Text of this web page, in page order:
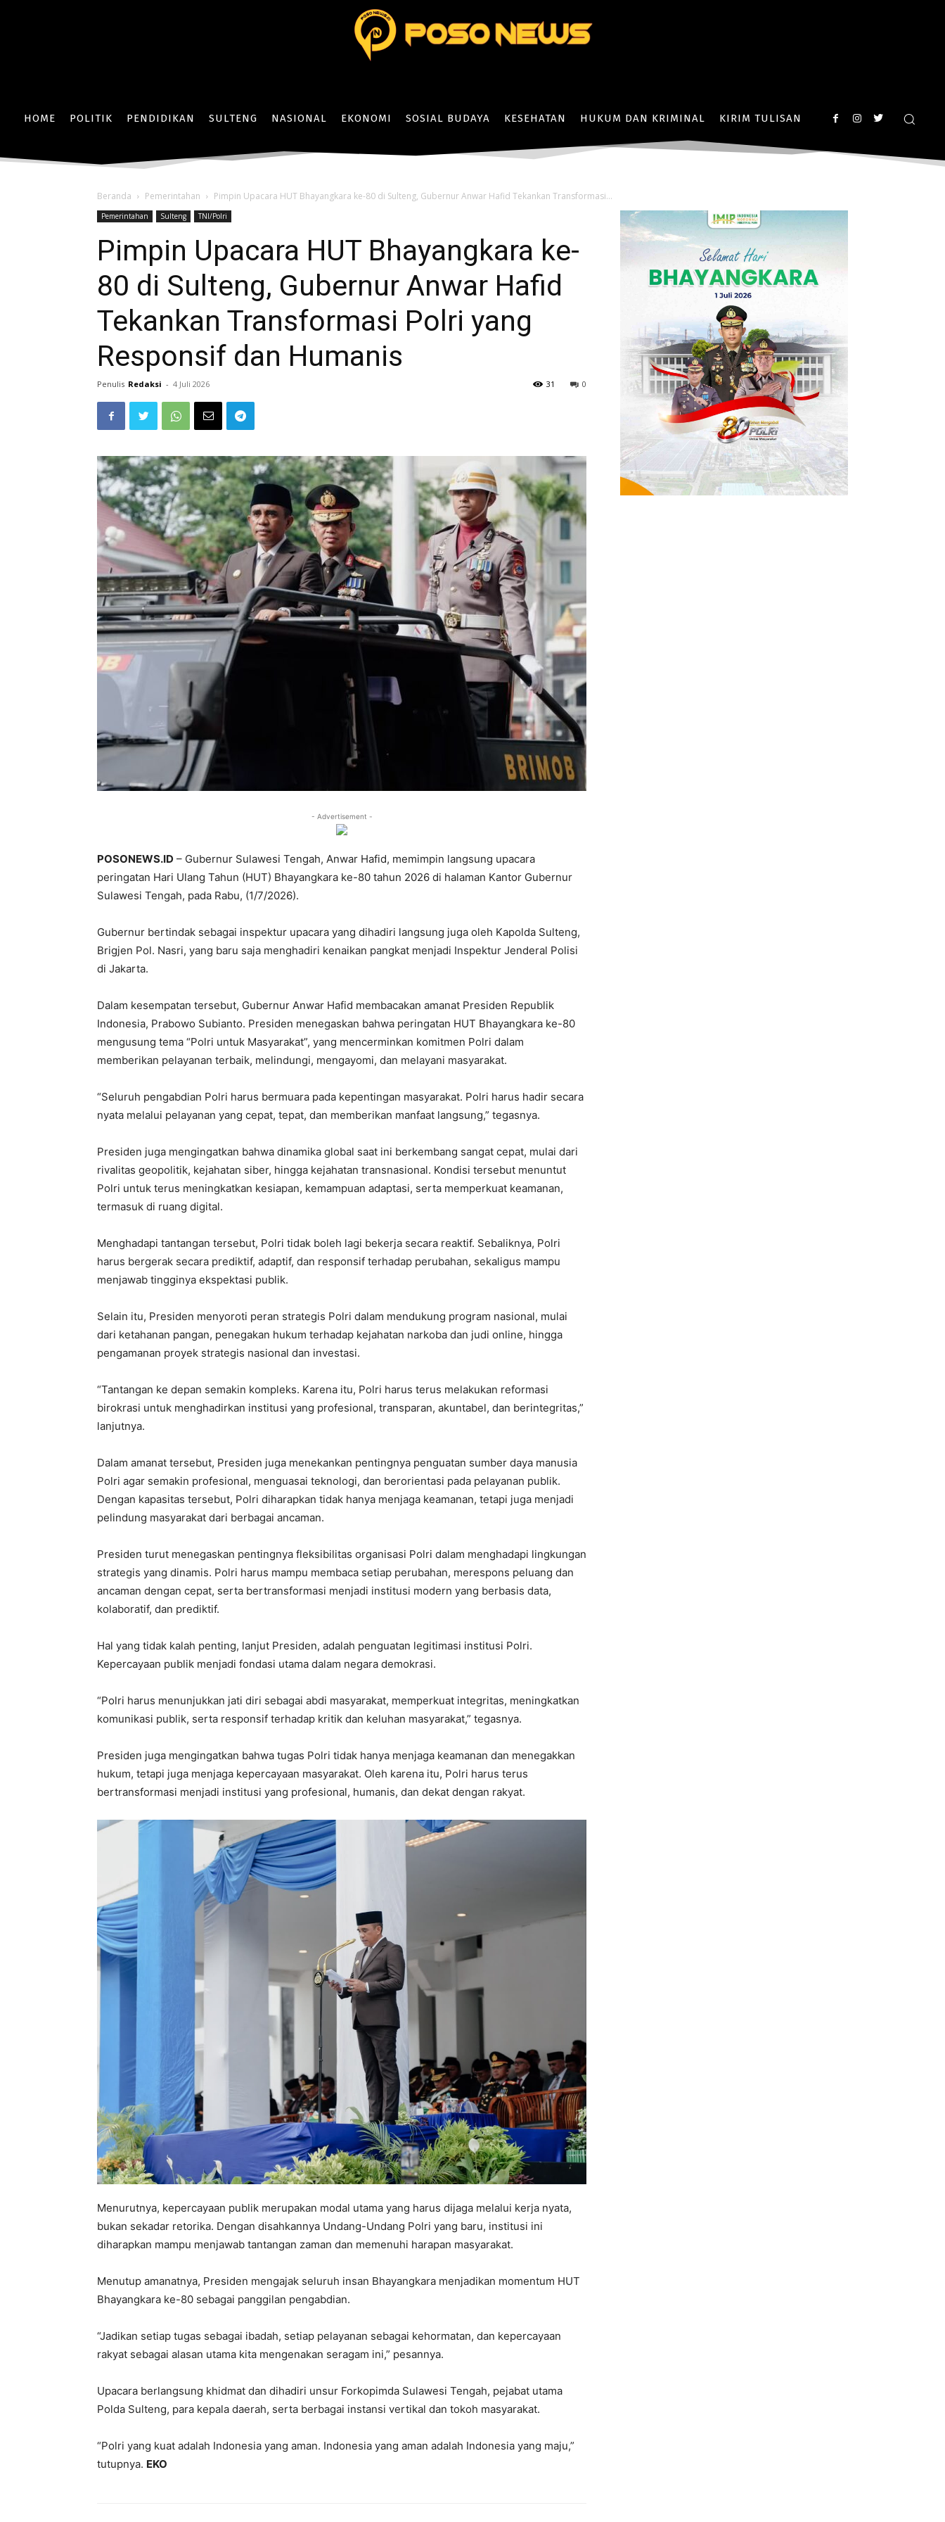
HOME POLITIK PENDIDIKAN SULTENG NASIONAL EKONOMI SOSIAL BUDAYA KESEHATAN HUKUM DAN KRIMINAL KIRIM TULISAN
Beranda Pemerintahan Pimpin Upacara HUT Bhayangkara ke-80 di Sulteng, Gubernur Anwar Hafid Tekankan Transformasi...
Pemerintahan Sulteng TNI/Polri
Pimpin Upacara HUT Bhayangkara ke-
80 di Sulteng, Gubernur Anwar Hafid
Tekankan Transformasi Polri yang
Responsif dan Humanis
Penulis Redaksi - 4 Juli 2026 0
31
- Advertisement -
POSONEWS.ID – Gubernur Sulawesi Tengah, Anwar Hafid, memimpin langsung upacara
peringatan Hari Ulang Tahun (HUT) Bhayangkara ke-80 tahun 2026 di halaman Kantor Gubernur
Sulawesi Tengah, pada Rabu, (1/7/2026).
Gubernur bertindak sebagai inspektur upacara yang dihadiri langsung juga oleh Kapolda Sulteng,
Brigjen Pol. Nasri, yang baru saja menghadiri kenaikan pangkat menjadi Inspektur Jenderal Polisi
di Jakarta.
Dalam kesempatan tersebut, Gubernur Anwar Hafid membacakan amanat Presiden Republik
Indonesia, Prabowo Subianto. Presiden menegaskan bahwa peringatan HUT Bhayangkara ke-80
mengusung tema “Polri untuk Masyarakat”, yang mencerminkan komitmen Polri dalam
memberikan pelayanan terbaik, melindungi, mengayomi, dan melayani masyarakat.
“Seluruh pengabdian Polri harus bermuara pada kepentingan masyarakat. Polri harus hadir secara
nyata melalui pelayanan yang cepat, tepat, dan memberikan manfaat langsung,” tegasnya.
Presiden juga mengingatkan bahwa dinamika global saat ini berkembang sangat cepat, mulai dari
rivalitas geopolitik, kejahatan siber, hingga kejahatan transnasional. Kondisi tersebut menuntut
Polri untuk terus meningkatkan kesiapan, kemampuan adaptasi, serta memperkuat keamanan,
termasuk di ruang digital.
Menghadapi tantangan tersebut, Polri tidak boleh lagi bekerja secara reaktif. Sebaliknya, Polri
harus bergerak secara prediktif, adaptif, dan responsif terhadap perubahan, sekaligus mampu
menjawab tingginya ekspektasi publik.
Selain itu, Presiden menyoroti peran strategis Polri dalam mendukung program nasional, mulai
dari ketahanan pangan, penegakan hukum terhadap kejahatan narkoba dan judi online, hingga
pengamanan proyek strategis nasional dan investasi.
“Tantangan ke depan semakin kompleks. Karena itu, Polri harus terus melakukan reformasi
birokrasi untuk menghadirkan institusi yang profesional, transparan, akuntabel, dan berintegritas,”
lanjutnya.
Dalam amanat tersebut, Presiden juga menekankan pentingnya penguatan sumber daya manusia
Polri agar semakin profesional, menguasai teknologi, dan berorientasi pada pelayanan publik.
Dengan kapasitas tersebut, Polri diharapkan tidak hanya menjaga keamanan, tetapi juga menjadi
pelindung masyarakat dari berbagai ancaman.
Presiden turut menegaskan pentingnya fleksibilitas organisasi Polri dalam menghadapi lingkungan
strategis yang dinamis. Polri harus mampu membaca setiap perubahan, merespons peluang dan
ancaman dengan cepat, serta bertransformasi menjadi institusi modern yang berbasis data,
kolaboratif, dan prediktif.
Hal yang tidak kalah penting, lanjut Presiden, adalah penguatan legitimasi institusi Polri.
Kepercayaan publik menjadi fondasi utama dalam negara demokrasi.
“Polri harus menunjukkan jati diri sebagai abdi masyarakat, memperkuat integritas, meningkatkan
komunikasi publik, serta responsif terhadap kritik dan keluhan masyarakat,” tegasnya.
Presiden juga mengingatkan bahwa tugas Polri tidak hanya menjaga keamanan dan menegakkan
hukum, tetapi juga menjaga kepercayaan masyarakat. Oleh karena itu, Polri harus terus
bertransformasi menjadi institusi yang profesional, humanis, dan dekat dengan rakyat.
Menurutnya, kepercayaan publik merupakan modal utama yang harus dijaga melalui kerja nyata,
bukan sekadar retorika. Dengan disahkannya Undang-Undang Polri yang baru, institusi ini
diharapkan mampu menjawab tantangan zaman dan memenuhi harapan masyarakat.
Menutup amanatnya, Presiden mengajak seluruh insan Bhayangkara menjadikan momentum HUT
Bhayangkara ke-80 sebagai panggilan pengabdian.
“Jadikan setiap tugas sebagai ibadah, setiap pelayanan sebagai kehormatan, dan kepercayaan
rakyat sebagai alasan utama kita mengenakan seragam ini,” pesannya.
Upacara berlangsung khidmat dan dihadiri unsur Forkopimda Sulawesi Tengah, pejabat utama
Polda Sulteng, para kepala daerah, serta berbagai instansi vertikal dan tokoh masyarakat.
“Polri yang kuat adalah Indonesia yang aman. Indonesia yang aman adalah Indonesia yang maju,”
tutupnya. EKO